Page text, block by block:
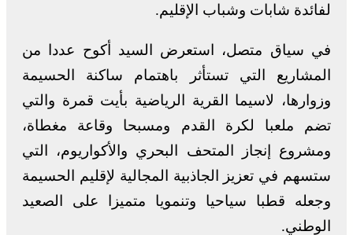
لفائدة شابات وشباب الإقليم.
في سياق متصل، استعرض السيد أكوح عددا من
المشاريع التي تستأثر باهتمام ساكنة الحسيمة
وزوارها، لاسيما القرية الرياضية بأيت قمرة والتي
تضم ملعبا لكرة القدم ومسبحا وقاعة مغطاة،
ومشروع إنجاز المتحف البحري والأكواريوم، التي
ستسهم في تعزيز الجاذبية المجالية لإقليم الحسيمة
وجعله قطبا سياحيا وتنمويا متميزا على الصعيد
الوطني.